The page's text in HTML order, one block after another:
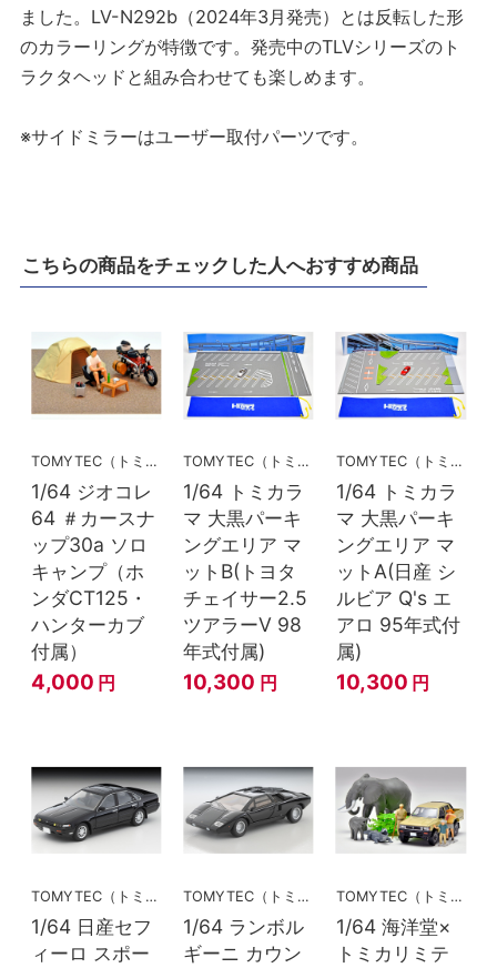
ました。LV-N292b（2024年3月発売）とは反転した形
のカラーリングが特徴です。発売中のTLVシリーズのト
ラクタヘッドと組み合わせても楽しめます。
※サイドミラーはユーザー取付パーツです。
こちらの商品をチェックした人へおすすめ商品
TOMYTEC（トミーテック）
1/64 ジオコレ
64 ＃カースナ
ップ30a ソロ
キャンプ（ホ
ンダCT125・
ハンターカブ
付属）
4,000 円
TOMYTEC（トミーテック）
1/64 トミカラ
マ 大黒パーキ
ングエリア マ
ットB(トヨタ
チェイサー2.5
ツアラーV 98
年式付属)
10,300 円
TOMYTEC（トミーテック）
1/64 トミカラ
マ 大黒パーキ
ングエリア マ
ットA(日産 シ
ルビア Q's エ
アロ 95年式付
属)
10,300 円
TOMYTEC（トミーテック）
1/64 日産セフ
ィーロ スポー
TOMYTEC（トミーテック）
1/64 ランボル
ギーニ カウン
TOMYTEC（トミーテック）
1/64 海洋堂×
トミカリミテ